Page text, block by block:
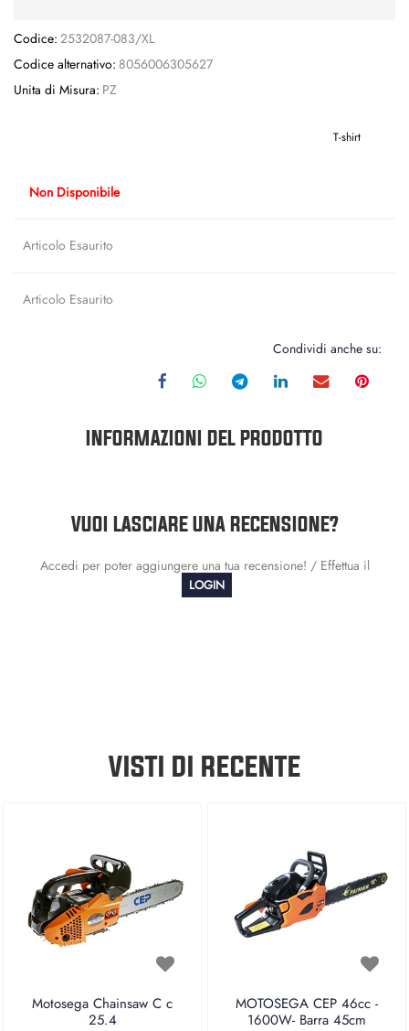
Codice: 2532087-083/XL
Codice alternativo: 8056006305627
Unita di Misura: PZ
T-shirt
Non Disponibile
Articolo Esaurito
Articolo Esaurito
Condividi anche su:
INFORMAZIONI DEL PRODOTTO
VUOI LASCIARE UNA RECENSIONE?
Accedi per poter aggiungere una tua recensione! / Effettua il
LOGIN
VISTI DI RECENTE
Motosega Chainsaw C c
25.4
MOTOSEGA CEP 46cc -
1600W- Barra 45cm